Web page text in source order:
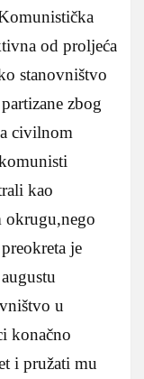
od proljeća
stanovništvo
zbog
civilnom
kao
okrugu,nego
je
u
konačno
i pružati mu